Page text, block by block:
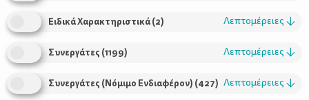
Ειδικά Χαρακτηριστικά(2) Λεπτομέρειες ↓
Συνεργάτες (1199) Λεπτομέρειες ↓
Συνεργάτες (Νόμιμο Ενδιαφέρον) (427) Λεπτομέρειες ↓